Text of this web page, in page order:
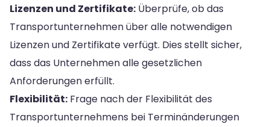
Lizenzen und Zertifikate: Überprüfe, ob das
Transportunternehmen über alle notwendigen
Lizenzen und Zertifikate verfügt. Dies stellt sicher,
dass das Unternehmen alle gesetzlichen
Anforderungen erfüllt.
Flexibilität: Frage nach der Flexibilität des
Transportunternehmens bei Terminänderungen